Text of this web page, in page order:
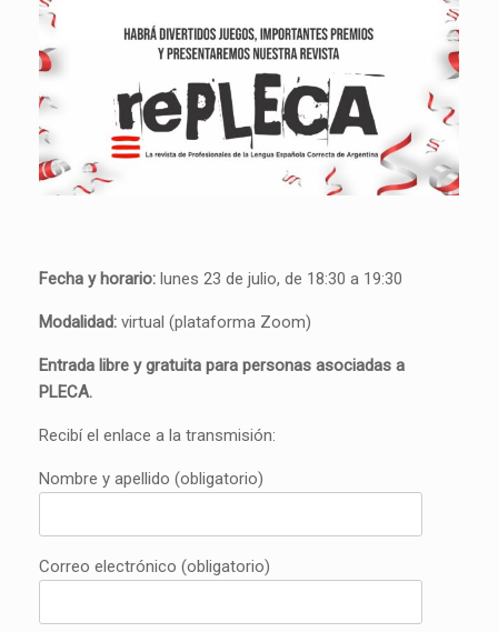
Fecha y horario: lunes 23 de julio, de 18:30 a 19:30
Modalidad: virtual (plataforma Zoom)
Entrada libre y gratuita para personas asociadas a
PLECA.
Recibí el enlace a la transmisión:
Nombre y apellido (obligatorio)
Correo electrónico (obligatorio)